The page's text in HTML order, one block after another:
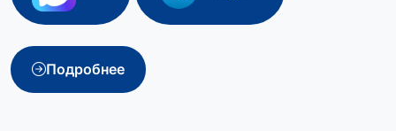
Подробнее